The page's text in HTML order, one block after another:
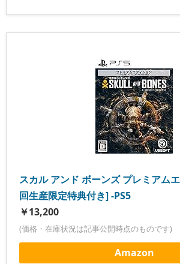
スカル アンド ボーンズ プレミアム
回生産限定特典付き] -PS5
￥13,200
(価格・在庫状況は記事公開時点のものです)
Amazon